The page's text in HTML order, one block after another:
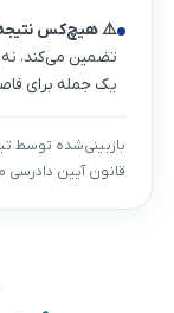
⚠️ هیچ‌کس نتیجه
تضمین می‌کند، نه
یک جمله برای
قانون آیین دادرسی